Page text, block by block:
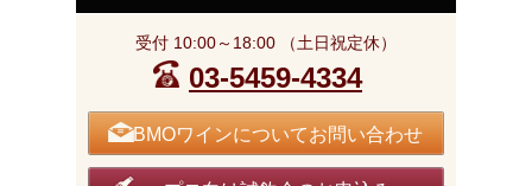
受付 10:00～18:00 （土日祝定休）
03-5459-4334
BMOワインについてお問い合わせ